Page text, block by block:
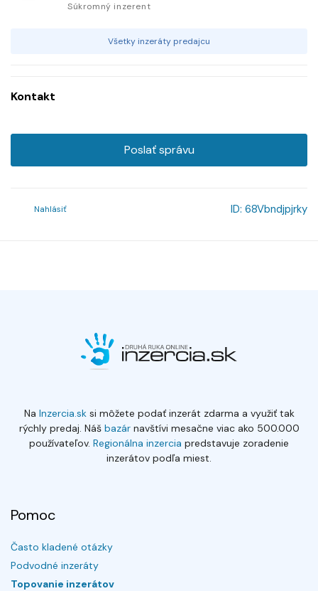
Súkromný inzerent
Všetky inzeráty predajcu
Kontakt
Poslať správu
Nahlásiť ID: 68Vbndjpjrky
Na Inzercia.sksi môžete podať inzerát zdarma a využiť tak
rýchly predaj. Náš bazárnavštívi mesačne viac ako 500.000
používateľov. Regionálna inzercia predstavuje zoradenie
inzerátov podľa miest.
Pomoc
Často kladené otázky
Podvodné inzeráty
Topovanie inzerátov